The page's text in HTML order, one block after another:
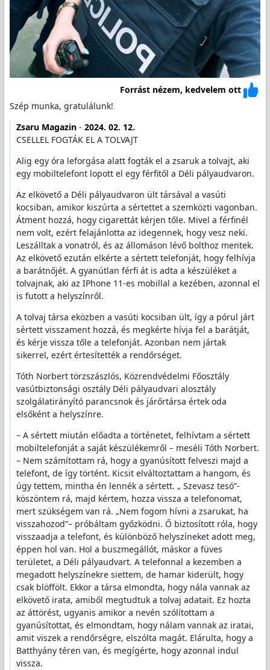
Forrást nézem, kedvelem ott
Szép munka, gratulálunk!
Zsaru Magazin- 2024. 02. 12.
CSELLEL FOGTÁK EL A TOLVAJT
Alig egy óra leforgása alatt fogták el a zsaruk a tolvajt, aki
egy mobiltelefont lopott el egy férfitől a Déli pályaudvaron.
Az elkövető a Déli pályaudvaron ült társával a vasúti
kocsiban, amikor kiszúrta a sértettet a szemközti vagonban.
Átment hozzá, hogy cigarettát kérjen tőle. Mivel a férfinél
nem volt, ezért felajánlotta az idegennek, hogy vesz neki.
Leszálltak a vonatról, és az állomáson lévő bolthoz mentek.
Az elkövető ezután elkérte a sértett telefonját, hogy felhívja
a barátnőjét. A gyanútlan férfi át is adta a készüléket a
tolvajnak, aki az IPhone 11-es mobillal a kezében, azonnal el
is futott a helyszínről.
A tolvaj társa eközben a vasúti kocsiban ült, így a pórul járt
sértett visszament hozzá, és megkérte hívja fel a barátját,
és kérje vissza tőle a telefonját. Azonban nem jártak
sikerrel, ezért értesítették a rendőrséget.
Tóth Norbert törzszászlós, Közrendvédelmi Főosztály
vasútbiztonsági osztály Déli pályaudvari alosztály
szolgálatirányító parancsnok és járőrtársa értek oda
elsőként a helyszínre.
– A sértett miután előadta a történetet, felhívtam a sértett
mobiltelefonját a saját készülékemről – meséli Tóth Norbert.
– Nem számítottam rá, hogy a gyanúsított felveszi majd a
telefont, de így történt. Kicsit elváltoztattam a hangom, és
úgy tettem, mintha én lennék a sértett. „ Szevasz tesó”-
köszöntem rá, majd kértem, hozza vissza a telefonomat,
mert szükségem van rá. „Nem fogom hívni a zsarukat, ha
visszahozod”– próbáltam győzködni. Ő biztosított róla, hogy
visszaadja a telefont, és különböző helyszíneket adott meg,
éppen hol van. Hol a buszmegállót, máskor a füves
területet, a Déli pályaudvart. A telefonnal a kezemben a
megadott helyszínekre siettem, de hamar kiderült, hogy
csak blöffölt. Ekkor a társa elmondta, hogy nála vannak az
elkövető irata, amiből megtudtuk a tolvaj adatait. Ez hozta
az áttörést, ugyanis amikor a nevén szólítottam a
gyanúsítottat, és elmondtam, hogy nálam vannak az iratai,
amit viszek a rendőrségre, elszólta magát. Elárulta, hogy a
Batthyány téren van, és megígérte, hogy azonnal indul
vissza.